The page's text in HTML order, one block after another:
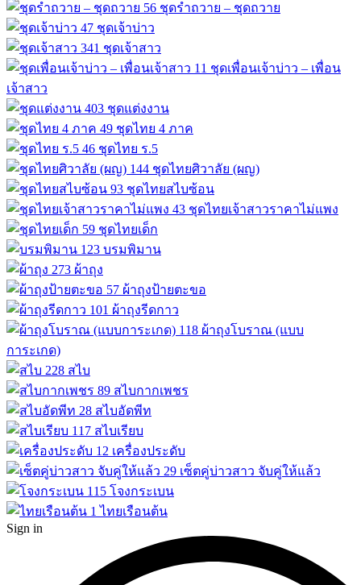
56 ชุดรำถวาย – ชุดถวาย
47 ชุดเจ้าบ่าว
341 ชุดเจ้าสาว
11 ชุดเพื่อนเจ้าบ่าว – เพื่อน
เจ้าสาว
403 ชุดแต่งงาน
49 ชุดไทย 4 ภาค
46 ชุดไทย ร.5
144 ชุดไทยศิวาลัย (ผญ)
93 ชุดไทยสไบซ้อน
43 ชุดไทยเจ้าสาวราคาไม่แพง
59 ชุดไทยเด็ก
123 บรมพิมาน
273 ผ้าถุง
57 ผ้าถุงป้ายตะขอ
101 ผ้าถุงรีดกาว
118 ผ้าถุงโบราณ (แบบ
การะเกด)
228 สไบ
89 สไบกากเพชร
28 สไบอัดพีท
117 สไบเรียบ
12 เครื่องประดับ
29 เซ็ตคู่บ่าวสาว จับคู่ให้แล้ว
115 โจงกระเบน
1 ไทยเรือนต้น
Sign in